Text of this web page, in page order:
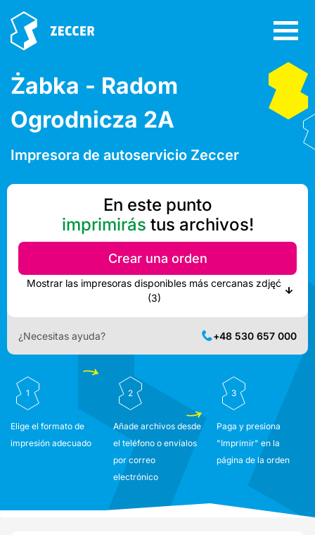
Żabka - Radom
Ogrodnicza 2A
Impresora de autoservicio Zeccer
En este punto
imprimirás tus archivos!
Crear una orden
Mostrar las impresoras disponibles más cercanas zdjęć
(3)
¿Necesitas ayuda? +48 530 657 000
1
Elige el formato de
impresión adecuado
2
Añade archivos desde
el teléfono o envíalos
por correo
electrónico
3
Paga y presiona
"Imprimir" en la
página de la orden